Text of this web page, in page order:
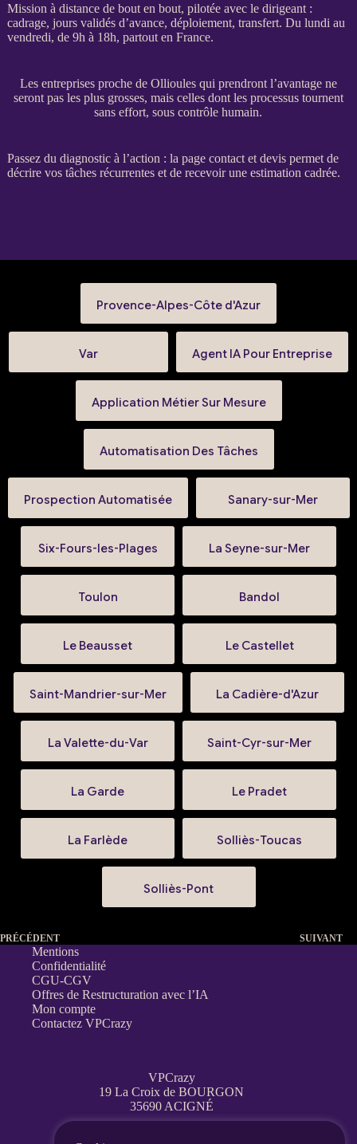
Mission à distance de bout en bout, pilotée avec le dirigeant :
cadrage, jours validés d’avance, déploiement, transfert. Du lundi au
vendredi, de 9h à 18h, partout en France.
Les entreprises proche de Ollioules qui prendront l’avantage ne
seront pas les plus grosses, mais celles dont les processus tournent
sans effort, sous contrôle humain.
Passez du diagnostic à l’action : la page contact et devispermet de
décrire vos tâches récurrentes et de recevoir une estimation cadrée.
Provence-Alpes-Côte d'Azur
Var Agent IA Pour Entreprise
Application Métier Sur Mesure
Automatisation Des Tâches
Prospection Automatisée Sanary-sur-Mer
Six-Fours-les-Plages La Seyne-sur-Mer
Toulon Bandol
Le Beausset Le Castellet
Saint-Mandrier-sur-Mer La Cadière-d'Azur
La Valette-du-Var Saint-Cyr-sur-Mer
La Garde Le Pradet
La Farlède Solliès-Toucas
Solliès-Pont
PRÉCÉDENT SUIVANT
Mentions
Confidentialité
CGU-CGV
Offres de Restructuration avec l’IA
Mon compte
Contactez VPCrazy
VPCrazy
19 La Croix de BOURGON
35690 ACIGNÉ